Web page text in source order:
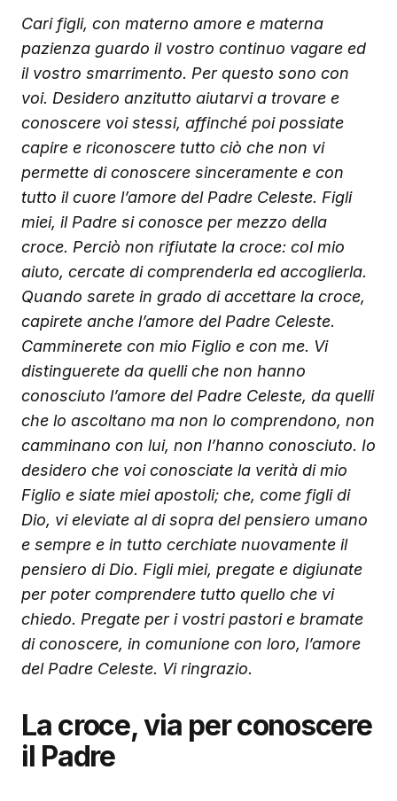
Cari figli, con materno amore e materna
pazienza guardo il vostro continuo vagare ed
il vostro smarrimento. Per questo sono con
voi. Desidero anzitutto aiutarvi a trovare e
conoscere voi stessi, affinché poi possiate
capire e riconoscere tutto ciò che non vi
permette di conoscere sinceramente e con
tutto il cuore l’amore del Padre Celeste. Figli
miei, il Padre si conosce per mezzo della
croce. Perciò non rifiutate la croce: col mio
aiuto, cercate di comprenderla ed accoglierla.
Quando sarete in grado di accettare la croce,
capirete anche l’amore del Padre Celeste.
Camminerete con mio Figlio e con me. Vi
distinguerete da quelli che non hanno
conosciuto l’amore del Padre Celeste, da quelli
che lo ascoltano ma non lo comprendono, non
camminano con lui, non l’hanno conosciuto. Io
desidero che voi conosciate la verità di mio
Figlio e siate miei apostoli; che, come figli di
Dio, vi eleviate al di sopra del pensiero umano
e sempre e in tutto cerchiate nuovamente il
pensiero di Dio. Figli miei, pregate e digiunate
per poter comprendere tutto quello che vi
chiedo. Pregate per i vostri pastori e bramate
di conoscere, in comunione con loro, l’amore
del Padre Celeste. Vi ringrazio.
La croce, via per conoscere
il Padre